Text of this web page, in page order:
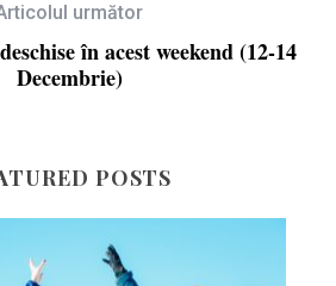
următor
în acest weekend (12-14
Decembrie)
POSTS